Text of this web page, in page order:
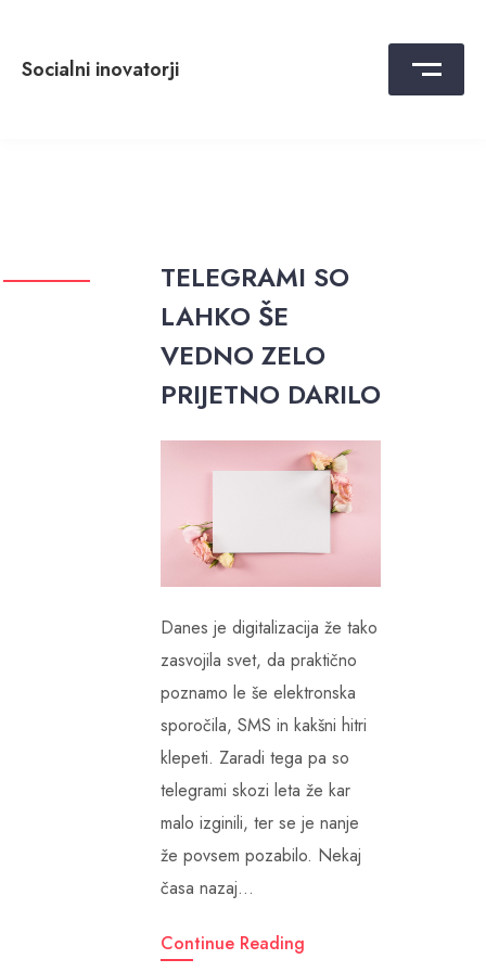
content
Socialni inovatorji
TELEGRAMI SO
LAHKO ŠE
VEDNO ZELO
PRIJETNO DARILO
Danes je digitalizacija že tako
zasvojila svet, da praktično
poznamo le še elektronska
sporočila, SMS in kakšni hitri
klepeti. Zaradi tega pa so
telegrami skozi leta že kar
malo izginili, ter se je nanje
že povsem pozabilo. Nekaj
časa nazaj…
Continue Reading